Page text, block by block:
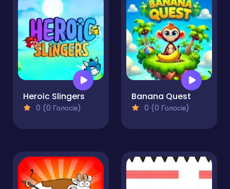
Heroic Slingers
0 (0 Голосів)
Banana Quest
0 (0 Голосів)